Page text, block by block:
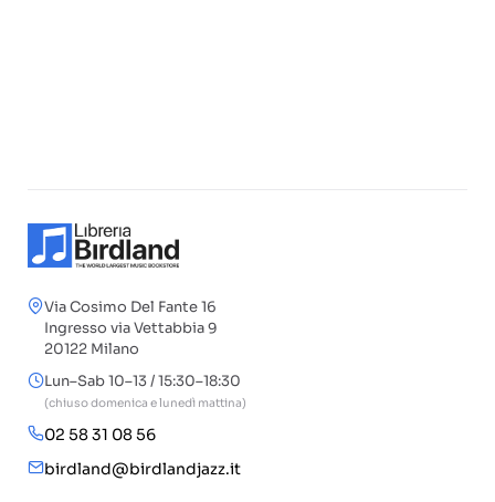
Via Cosimo Del Fante 16
Ingresso via Vettabbia 9
20122 Milano
Lun–Sab 10–13 / 15:30–18:30
(chiuso domenica e lunedì mattina)
02 58 31 08 56
birdland@birdlandjazz.it